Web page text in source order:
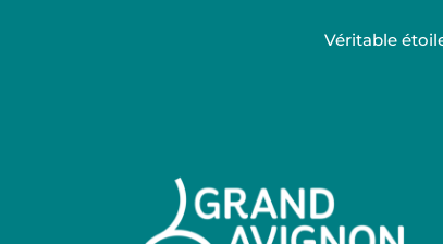
Véritable